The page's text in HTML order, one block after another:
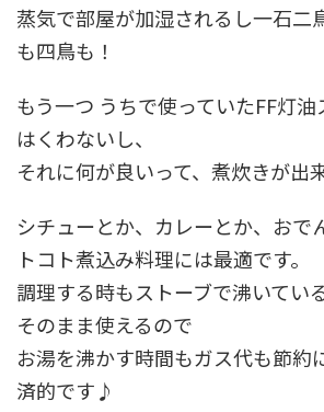
蒸気で部屋が加湿されるし一石二
も四鳥も！
もう一つ うちで使っていたFF灯
はくわないし、
それに何が良いって、煮炊きが出
シチューとか、カレーとか、おで
トコト煮込み料理には最適です。
調理する時もストーブで沸いてい
そのまま使えるので
お湯を沸かす時間もガス代も節約
済的です♪